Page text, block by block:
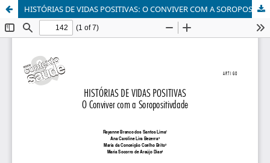
HISTÓRIAS DE VIDAS POSITIVAS: O CONVIVER COM A SOROPOSITIVDADE